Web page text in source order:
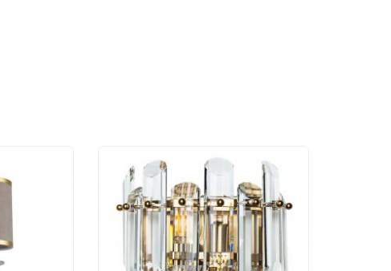
2689-
Бра Divinare Bellatrix
3510/17 AP-2
16 990 руб.